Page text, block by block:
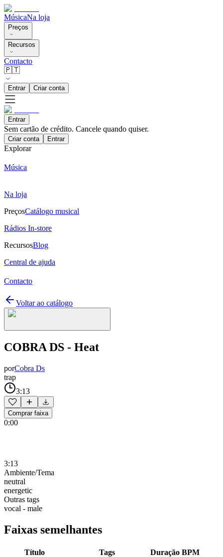
MúsicaNa loja
Preços
Recursos
Contacto
🇵🇹
Entrar Criar conta
Entrar
Sem cartão de crédito. Cancele quando quiser.
Criar conta Entrar
Explorar
Música
Na loja
PreçosCatálogo musical
Rádios In-store
RecursosBlog
Central de ajuda
Contacto
Voltar ao catálogo
COBRA DS - Heat
porCobra Ds
trap
3:13
Comprar faixa
0:00
3:13
Ambiente/Tema
neutral
energetic
Outras tags
vocal - male
Faixas semelhantes
Título Tags Duração BPM